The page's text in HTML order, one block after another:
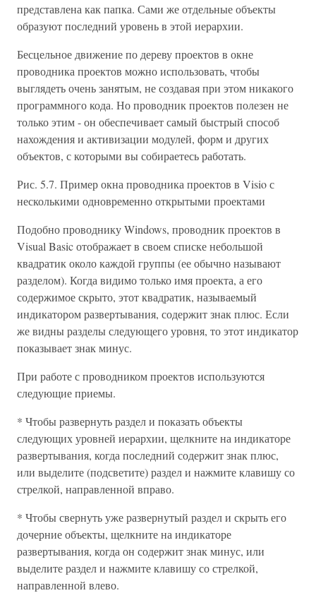
представлена как папка. Сами же отдельные объекты
образуют последний уровень в этой иерархии.
Бесцельное движение по дереву проектов в окне
проводника проектов можно использовать, чтобы
выглядеть очень занятым, не создавая при этом никакого
программного кода. Но проводник проектов полезен не
только этим - он обеспечивает самый быстрый способ
нахождения и активизации модулей, форм и других
объектов, с которыми вы собираетесь работать.
Рис. 5.7. Пример окна проводника проектов в Visio с
несколькими одновременно открытыми проектами
Подобно проводнику Windows, проводник проектов в
Visual Basic отображает в своем списке небольшой
квадратик около каждой группы (ее обычно называют
разделом). Когда видимо только имя проекта, а его
содержимое скрыто, этот квадратик, называемый
индикатором развертывания, содержит знак плюс. Если
же видны разделы следующего уровня, то этот индикатор
показывает знак минус.
При работе с проводником проектов используются
следующие приемы.
* Чтобы развернуть раздел и показать объекты
следующих уровней иерархии, щелкните на индикаторе
развертывания, когда последний содержит знак плюс,
или выделите (подсветите) раздел и нажмите клавишу со
стрелкой, направленной вправо.
* Чтобы свернуть уже развернутый раздел и скрыть его
дочерние объекты, щелкните на индикаторе
развертывания, когда он содержит знак минус, или
выделите раздел и нажмите клавишу со стрелкой,
направленной влево.